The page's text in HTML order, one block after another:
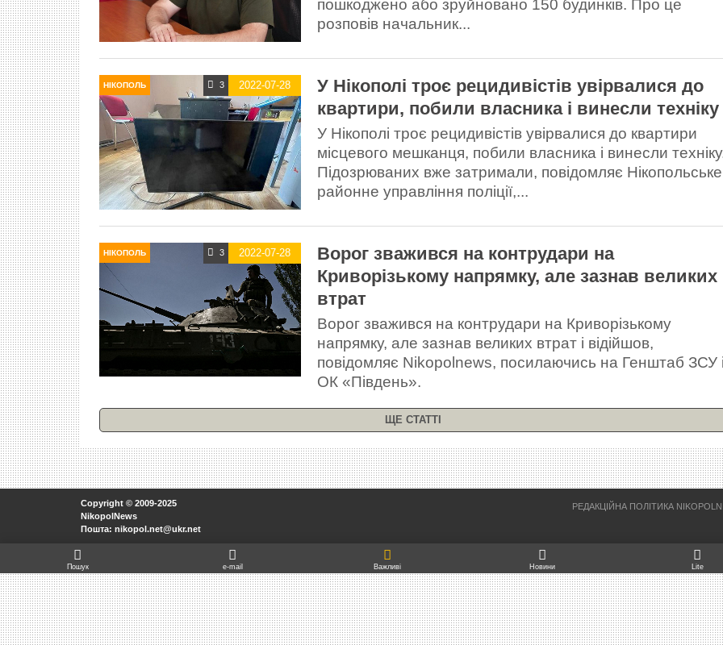
пошкоджено або зруйновано 150 будинків. Про це
розповів начальник...
НІКОПОЛЬ 2022-07-28
3
У Нікополі троє рецидивістів увірвалися до
квартири, побили власника і винесли техніку
У Нікополі троє рецидивістів увірвалися до квартири
місцевого мешканця, побили власника і винесли
Підозрюваних вже затримали, повідомляє Нікопольське
районне управління поліції,...
НІКОПОЛЬ 2022-07-28
3
Ворог зважився на контрудари на
Криворізькому напрямку, але зазнав великих
втрат
Ворог зважився на контрудари на Криворізькому
напрямку, але зазнав великих втрат і відійшов,
повідомляє Nikopolnews, посилаючись на Генштаб ЗСУ
ОК «Південь».
ЩЕ СТАТТІ
РЕДАКЦІЙНА ПОЛІТИКА
Copyright © 2009-2025
NikopolNews
Пошта: nikopol.net@ukr.net
Пошук e-mail Важливі Новини Lite